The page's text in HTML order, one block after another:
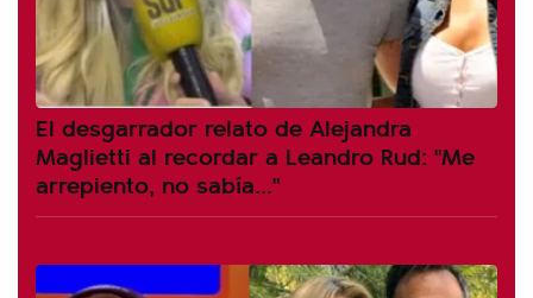
El desgarrador relato de Alejandra
Maglietti al recordar a Leandro Rud: "Me
arrepiento, no sabía..."